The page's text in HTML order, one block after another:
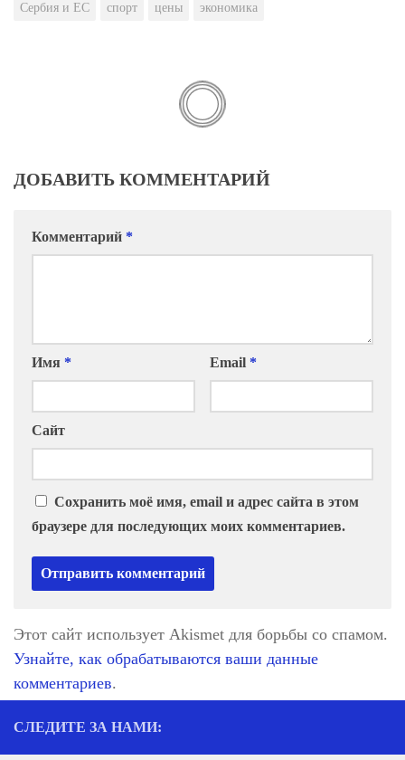
Сербия и ЕС спорт цены экономика
ДОБАВИТЬ КОММЕНТАРИЙ
Комментарий *
Имя * Email *
Сайт
Сохранить моё имя, email и адрес сайта в этом
браузере для последующих моих комментариев.
Этот сайт использует Akismet для борьбы со спамом.
Узнайте, как обрабатываются ваши данные
комментариев.
СЛЕДИТЕ ЗА НАМИ: